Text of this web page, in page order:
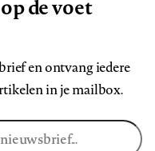
de voet
en ontvang iedere
in je mailbox.